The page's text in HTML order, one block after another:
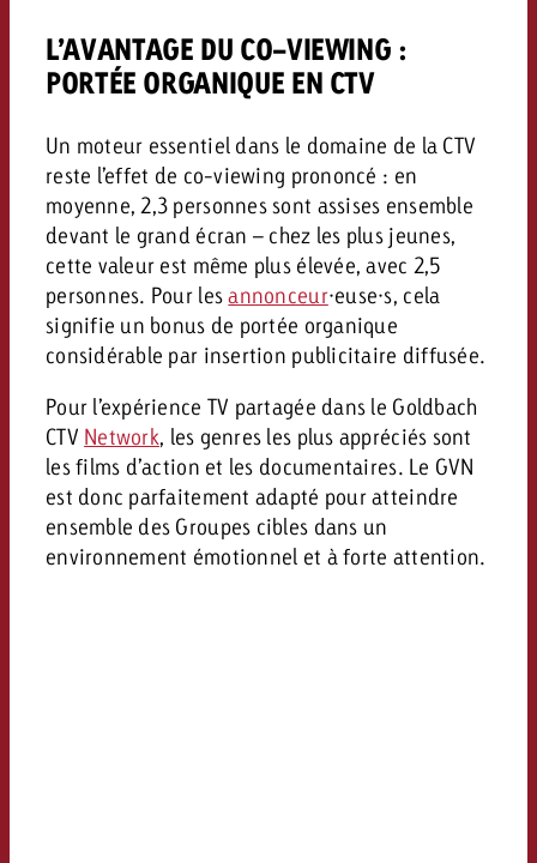
L’AVANTAGE DU CO-VIEWING :
PORTÉE ORGANIQUE EN CTV
Un moteur essentiel dans le domaine de la CTV
reste l’effet de co-viewing prononcé : en
moyenne, 2,3 personnes sont assises ensemble
devant le grand écran – chez les plus jeunes,
cette valeur est même plus élevée, avec 2,5
personnes. Pour lesannonceur·euse·s, cela
signifie un bonus de portée organique
considérable par insertion publicitaire diffusée.
Pour l’expérience TV partagée dans le Goldbach
CTV Network, les genres les plus appréciés sont
les films d’action et les documentaires. Le GVN
est donc parfaitement adapté pour atteindre
ensemble des Groupes cibles dans un
environnement émotionnel et à forte attention.